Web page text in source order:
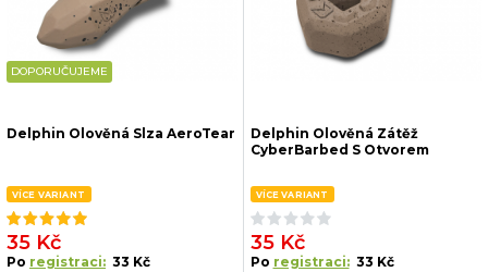
DOPORUČUJEME
Delphin Olověná Slza AeroTear
VÍCE VARIANT
35 Kč
Po registraci: 33 Kč
Delphin Olověná Zátěž
CyberBarbed S Otvorem
VÍCE VARIANT
35 Kč
Po registraci: 33 Kč